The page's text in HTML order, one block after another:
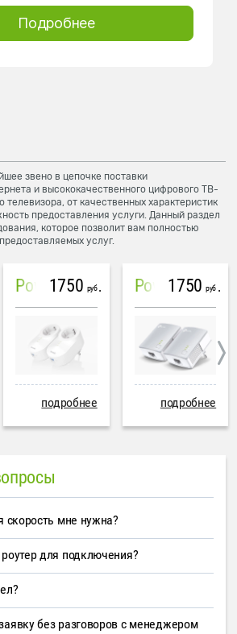
Подробнее
звено в цепочке поставки
и высококачественного цифрового ТВ-
телевизора, от качественных характеристик
предоставления услуги. Данный раздел
которое позволит вам полностью
услуг.
PowerLine Tenda PH6
1750 руб
подробнее
PowerLine TP-Link AV600
1750 руб
подробнее
скорость мне нужна?
для подключения?
без разговоров с менеджером